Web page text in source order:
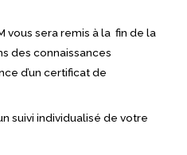
vous sera remis à la fin de la
des connaissances
d’un certificat de
suivi individualisé de votre